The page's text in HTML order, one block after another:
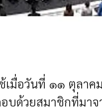
มื่อวันที่ ๑๑ ตุลาค
ด้วยสมาชิกที่มาจ